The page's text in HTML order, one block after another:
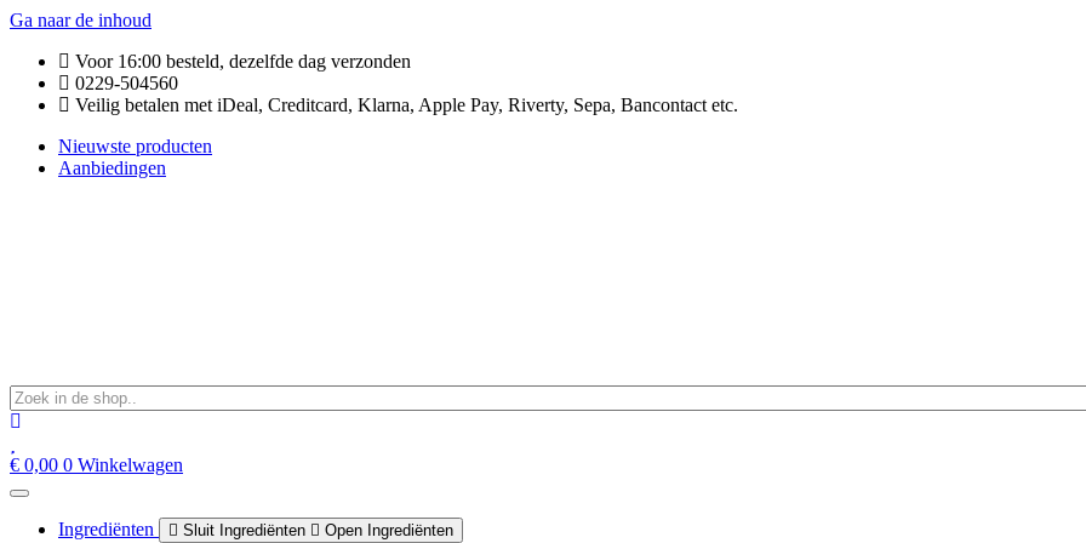
Ga naar de inhoud
Voor 16:00 besteld, dezelfde dag verzonden
0229-504560
Veilig betalen met iDeal, Creditcard, Klarna, Apple Pay, Riverty, Sepa, Bancontact etc.
Nieuwste producten
Aanbiedingen
€ 0,00 0 Winkelwagen
Ingrediënten Sluit Ingrediënten Open Ingrediënten